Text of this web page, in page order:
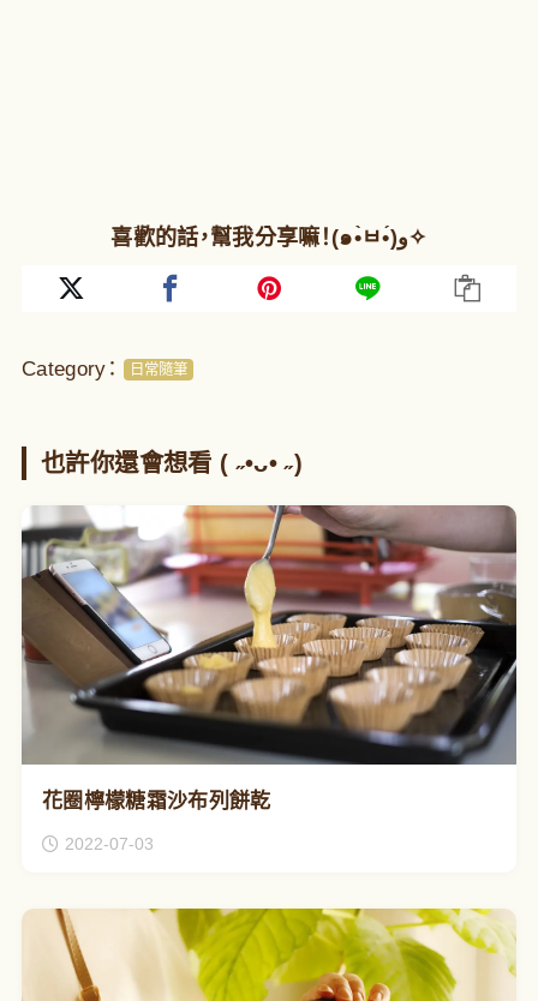
喜歡的話，幫我分享嘛！(๑•̀ㅂ•́)و✧
Category： 日常隨筆
也許你還會想看 ( ˶•ᴗ• ˶)
花圈檸檬糖霜沙布列餅乾
2022-07-03